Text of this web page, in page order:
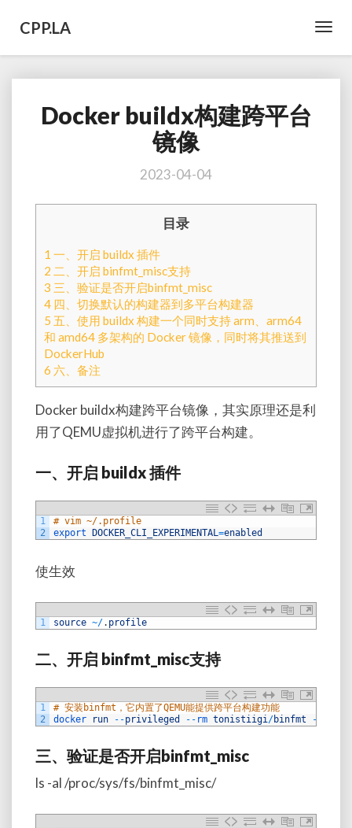
CPP.LA
Docker
buildx
构
跨
台
镜
Docker buildx构建跨平台
镜像
2023-04-04
目录
1 一、开启 buildx 插件
2 二、开启 binfmt_misc支持
3 三、验证是否开启binfmt_misc
4 四、切换默认的构建器到多平台构建器
5 五、使用 buildx 构建一个同时支持 arm、arm64
和 amd64 多架构的 Docker 镜像，同时将其推送到
DockerHub
6 六、备注
Docker buildx构建跨平台镜像，其实原理还是利
用了QEMU虚拟机进行了跨平台构建。
一、开启 buildx插件
1
2
# vim ~/.profile
export
DOCKER_CLI_EXPERIMENTAL=enabled
使生效
1 source ~/. profile
二、 开启 binfmt_misc支持
1
2
# 安装binfmt，它内置了QEMU能提供跨平台构建功能
docker
run --privileged -- rm tonistiigi/binfmt --
三、 验证是否开启binfmt_misc
ls -al /proc/sys/fs/binfmt_misc/